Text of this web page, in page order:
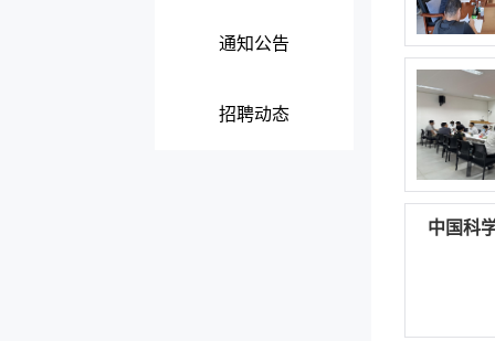
通知公告
招聘动态
中国科